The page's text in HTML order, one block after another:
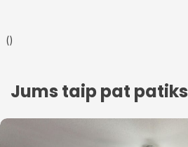
()
Jums taip pat patiks